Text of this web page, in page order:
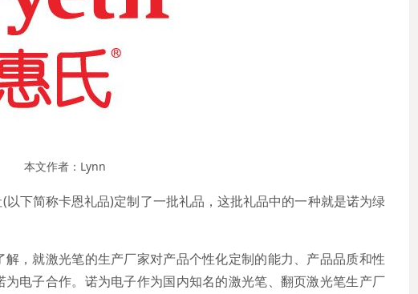
本文作者：Lynn
下简称卡恩礼品)定制了一批礼品，这批礼品中的一种就是诺为绿
就激光笔的生产厂家对产品个性化定制的能力、产品品质和性
电子合作。诺为电子作为国内知名的激光笔、翻页激光笔生产厂